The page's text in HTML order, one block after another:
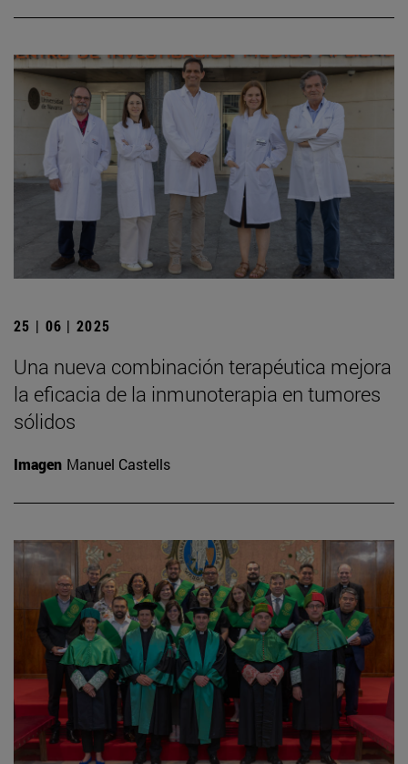
25 | 06 | 2025
Una nueva combinación terapéutica mejora
la eficacia de la inmunoterapia en tumores
sólidos
Imagen Manuel Castells